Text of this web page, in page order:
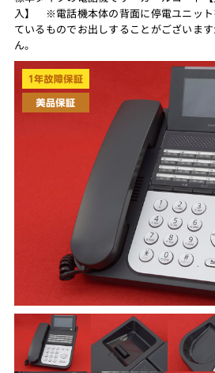
入】 ※電話機本体の背面に停電ユニット
ているものでお出しすることがございま
ん。